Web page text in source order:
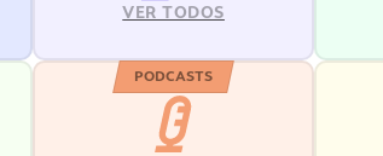
VER TODOS
PODCASTS